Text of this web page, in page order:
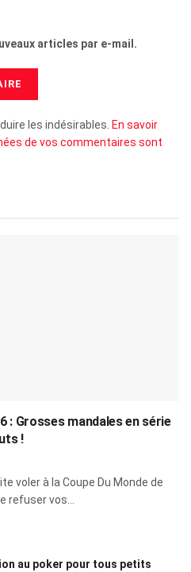
articles par e-mail.
les indésirables. En savoir
de vos commentaires sont
: Grosses mandales en série
!
voler à la Coupe Du Monde de
refuser vos...
au poker pour tous petits